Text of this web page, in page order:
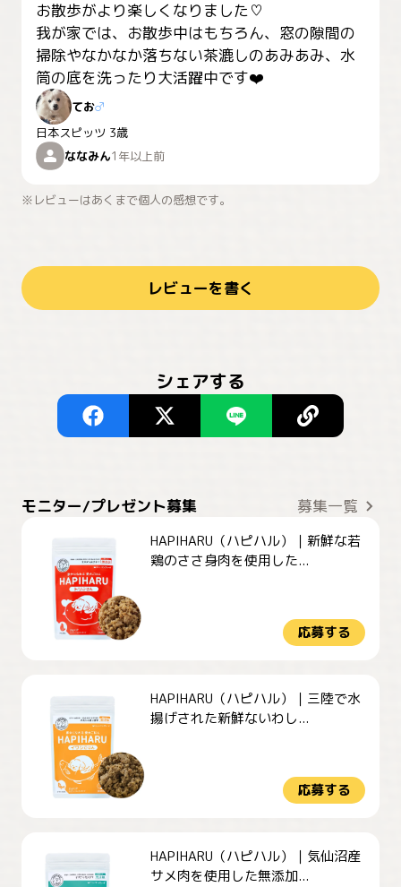
お散歩がより楽しくなりました♡
我が家では、お散歩中はもちろん、窓の隙間の
掃除やなかなか落ちない茶漉しのあみあみ、水
筒の底を洗ったり大活躍中です❤️
てお♂
日本スピッツ 3歳
ななみん1年以上前
※レビューはあくまで個人の感想です。
レビューを書く
シェアする
モニター/プレゼント募集 募集一覧
HAPIHARU（ハピハル）｜新鮮な若
鶏のささ身肉を使用した...
応募する
HAPIHARU（ハピハル）｜三陸で水
揚げされた新鮮ないわし...
応募する
HAPIHARU（ハピハル）｜気仙沼産
サメ肉を使用した無添加...